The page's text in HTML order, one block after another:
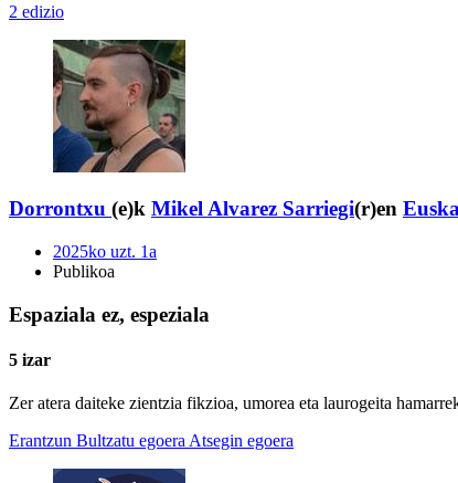
2 edizio
Dorrontxu (e)k Mikel Alvarez Sarriegi(r)en
2025ko uzt. 1a
Publikoa
Espaziala ez, espeziala
5 izar
Zer atera daiteke zientzia fikzioa, umorea eta laurogeita
Erantzun Bultzatu egoera Atsegin egoera